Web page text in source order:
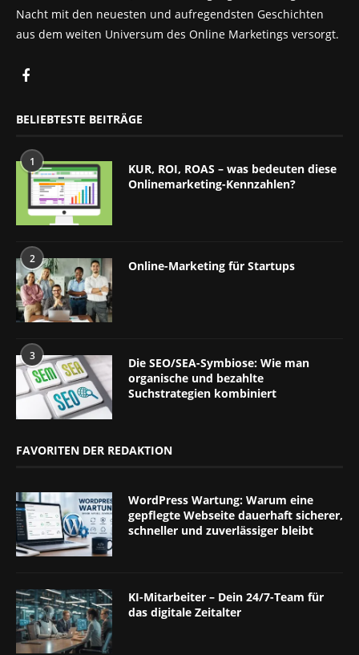
Nacht mit den neuesten und aufregendsten Geschichten
aus dem weiten Universum des Online Marketings versorgt.
BELIEBTESTE BEITRÄGE
1
KUR, ROI, ROAS – was bedeuten diese
Onlinemarketing-Kennzahlen?
2 Online-Marketing für Startups
3
Die SEO/SEA-Symbiose: Wie man
organische und bezahlte
Suchstrategien kombiniert
FAVORITEN DER REDAKTION
WordPress Wartung: Warum eine
gepflegte Webseite dauerhaft sicherer,
schneller und zuverlässiger bleibt
KI-Mitarbeiter – Dein 24/7-Team für
das digitale Zeitalter